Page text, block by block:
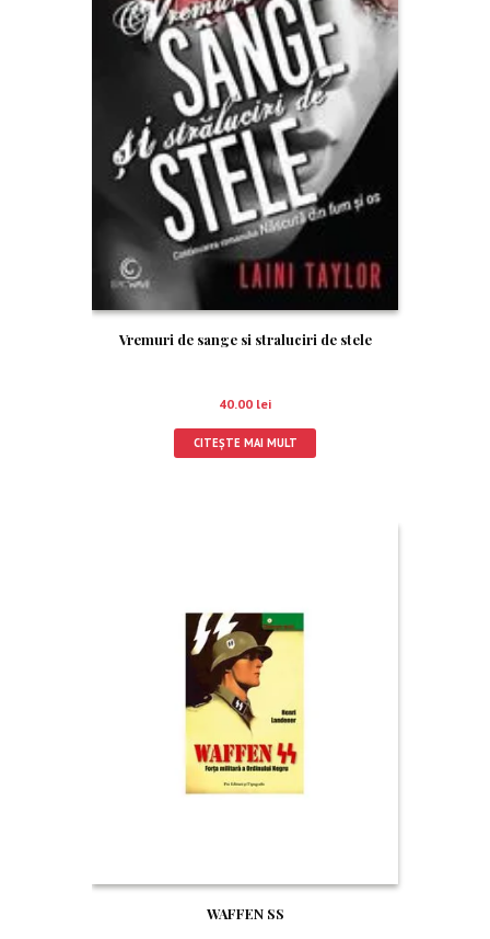
Vremuri de sange si straluciri de stele
40.00 lei
CITEȘTE MAI MULT
WAFFEN SS